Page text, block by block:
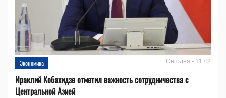
Экономика Сегодня - 11:42
Ираклий Кобахидзе отметил важность сотрудничества с
Центральной Азией